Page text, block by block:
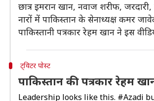
छात्र इमरान खान, नवाज शरीफ,
नारों में पाकिस्तान के सेनाध्यक्ष कमर
पाकिस्तानी पत्रकार रेहम खान ने इस
ट्विटर पोस्ट
पाकिस्तान की पत्रकार रेहम
Leadership looks like this. #Azadi